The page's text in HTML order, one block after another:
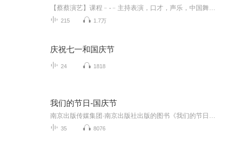
215 1.7万
庆祝七一和国庆节
24 1818
我们的节日-国庆节
35 8076